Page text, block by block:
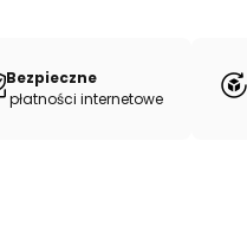
Bezpieczne
płatności internetowe